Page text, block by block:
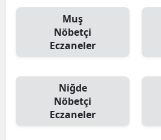
Muş
Nöbetçi
Eczaneler
Niğde
Nöbetçi
Eczaneler